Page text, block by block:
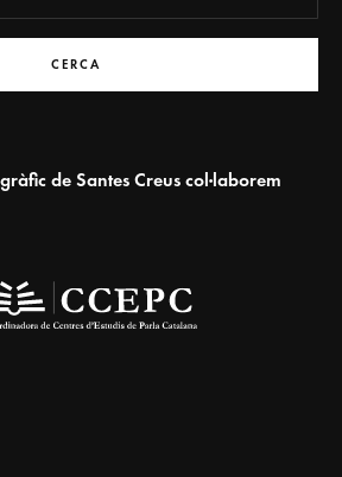
CERCA
de Santes Creus col·laborem